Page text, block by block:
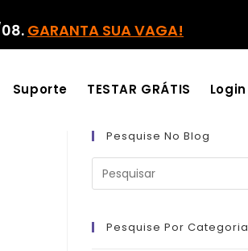
GARANTA SUA VAGA!
Suporte TESTAR GRÁTIS Login
Pesquise No Blog
Pesquise Por Categoria